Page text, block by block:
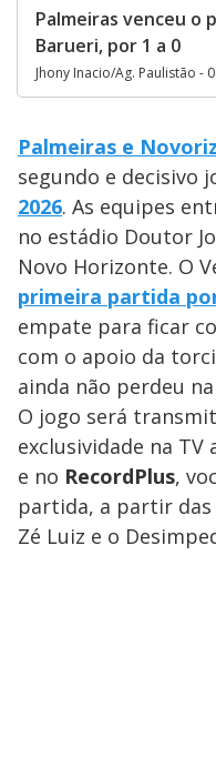
Palmeiras venceu o
Barueri, por 1 a 0
Jhony Inacio/Ag. Paulistão -
Palmeiras e
segundo e decisivo
2026. As equipes
no estádio Doutor
Novo Horizonte. O
primeira partida
empate para ficar
com o apoio da
ainda não perdeu
O jogo será
exclusividade na TV
e no RecordPlus,
partida, a partir das
Zé Luiz e o